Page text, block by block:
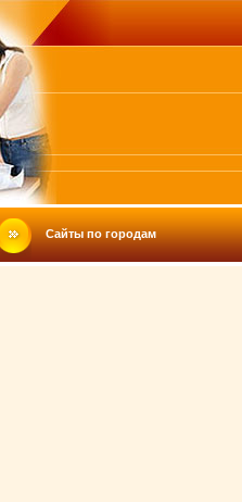
Сайты по городам